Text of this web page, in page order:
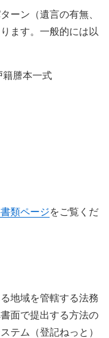
ーン（遺言の有無、
ます。一般的には以
籍謄本一式
類ページをご覧くだ
地域を管轄する法務
面で提出する方法の
テム（登記ねっと）